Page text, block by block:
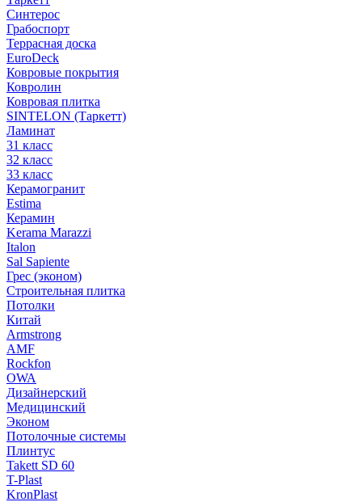
Синтерос
Грабоспорт
Террасная доска
EuroDeck
Ковровые покрытия
Ковролин
Ковровая плитка
SINTELON (Таркетт)
Ламинат
31 класс
32 класс
33 класс
Керамогранит
Estima
Керамин
Kerama Marazzi
Italon
Sal Sapiente
Грес (эконом)
Строительная плитка
Потолки
Китай
Armstrong
AMF
Rockfon
OWA
Дизайнерский
Медицинский
Эконом
Потолочные системы
Плинтус
Takett SD 60
T-Plast
KronPlast